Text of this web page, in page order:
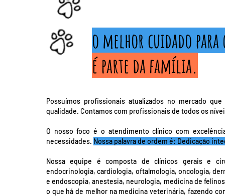
o melhor cuidado para
é parte da família.
Possuímos profissionais atualizados no mercado
qualidade. Contamos com profissionais de todos os
O nosso foco é o atendimento clínico com
necessidades. Nossa palavra de ordem é: Dedicação
Nossa equipe é composta de clínicos gerais e
endocrinologia, cardiologia, oftalmologia, oncologia,
e endoscopia, anestesia, neurologia, medicina de
o que há de melhor na medicina veterinária, fazendo